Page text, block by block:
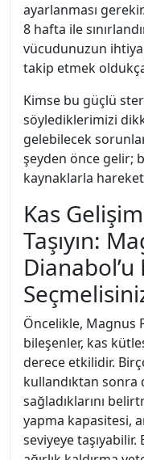
ayarlanması
8 hafta ile
vücudunuzun
takip etmek
Kimse bu güçlü
söylediklerimizi
gelebilecek
şeyden önce gelir;
kaynaklarla
Kas
Taşıyın:
Öncelikle, Magnus
bileşenler, kas
derece etkilidir.
kullandıktan sonra
sağladıklarını
yapma kapasitesi,
seviyeye